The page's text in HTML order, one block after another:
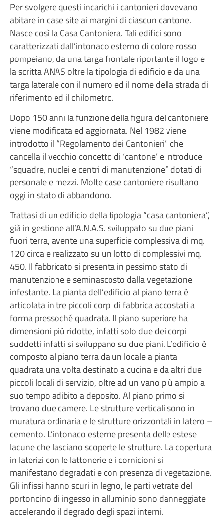
Per svolgere questi incarichi i cantonieri dovevano
abitare in case site ai margini di ciascun cantone.
Nasce così la Casa Cantoniera. Tali edifici sono
caratterizzati dall’intonaco esterno di colore rosso
pompeiano, da una targa frontale riportante il logo e
la scritta ANAS oltre la tipologia di edificio e da una
targa laterale con il numero ed il nome della strada di
riferimento ed il chilometro.
Dopo 150 anni la funzione della figura del cantoniere
viene modificata ed aggiornata. Nel 1982 viene
introdotto il “Regolamento dei Cantonieri” che
cancella il vecchio concetto di ‘cantone’ e introduce
“squadre, nuclei e centri di manutenzione” dotati di
personale e mezzi. Molte case cantoniere risultano
oggi in stato di abbandono.
Trattasi di un edificio della tipologia “casa cantoniera”,
già in gestione all’A.N.A.S. sviluppato su due piani
fuori terra, avente una superficie complessiva di mq.
120 circa e realizzato su un lotto di complessivi mq.
450. Il fabbricato si presenta in pessimo stato di
manutenzione e seminascosto dalla vegetazione
infestante. La pianta dell’edificio al piano terra è
articolata in tre piccoli corpi di fabbrica accostati a
forma pressoché quadrata. Il piano superiore ha
dimensioni più ridotte, infatti solo due dei corpi
suddetti infatti si sviluppano su due piani. L’edificio è
composto al piano terra da un locale a pianta
quadrata una volta destinato a cucina e da altri due
piccoli locali di servizio, oltre ad un vano più ampio a
suo tempo adibito a deposito. Al piano primo si
trovano due camere. Le strutture verticali sono in
muratura ordinaria e le strutture orizzontali in latero –
cemento. L’intonaco esterne presenta delle estese
lacune che lasciano scoperte le strutture. La copertura
in laterizi con le lattonerie e i cornicioni si
manifestano degradati e con presenza di vegetazione.
Gli infissi hanno scuri in legno, le parti vetrate del
portoncino di ingesso in alluminio sono danneggiate
accelerando il degrado degli spazi interni.